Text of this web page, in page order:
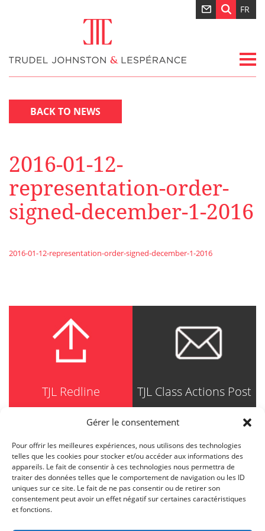
Gérer le consentement
Pour offrir les meilleures expériences, nous utilisons des technologies
telles que les cookies pour stocker et/ou accéder aux informations des
appareils. Le fait de consentir à ces technologies nous permettra de
traiter des données telles que le comportement de navigation ou les ID
uniques sur ce site. Le fait de ne pas consentir ou de retirer son
consentement peut avoir un effet négatif sur certaines caractéristiques
et fonctions.
FR
BACK TO NEWS
2016-01-12-
representation-order-
signed-december-1-2016
2016-01-12-representation-order-signed-december-1-2016
TJL Redline TJL Class Actions Post
TRUDEL JOHNSTON & LESPÉRANCE
Avocats / Barristers & Solicitors
750, Côte de la Place d'Armes, Suite 90
Montréal (Quebec) H2Y 2X8
T514 871-8385
1-844-588-8385